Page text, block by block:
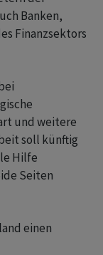
Banken,
Finanzsektors
und weitere
soll künftig
Hilfe
Seiten
einen